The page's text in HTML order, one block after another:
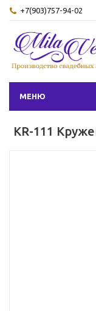
+7(903)757-94-02
МЕНЮ
KR-111